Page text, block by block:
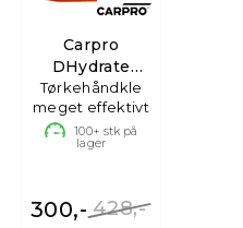
Carpro
DHydrate
Drying Towel
70x100cm
Tørkehåndkle
meget effektivt
100+ stk på
lager
428,-
300,-